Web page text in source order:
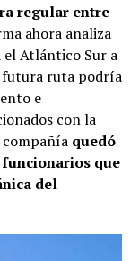
regular entre
ahora analiza
el Atlántico Sur a
futura ruta podría
e
con la
quedó
que
del